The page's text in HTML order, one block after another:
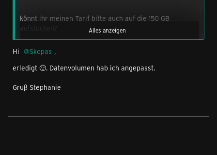
könnt ihr meinen Tarif bitte auch auf die 150 GB
Das wäre super.
Vielen Dank.
Alles anzeigen
Hi Skopas ,
erledigt 🙂. Datenvolumen hab ich angepasst.
Gruß Stephanie